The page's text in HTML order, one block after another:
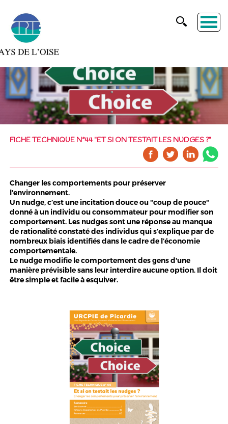
FICHE TECHNIQUE N°44 "ET SI ON TESTAIT LES NUDGES ?"
Changer les comportements pour préserver
l'environnement.
Un nudge, c’est une incitation douce ou "coup de pouce"
donné à un individu ou consommateur pour modifier son
comportement. Les nudges sont une réponse au manque
de rationalité constaté des individus qui s’explique par de
nombreux biais identifiés dans le cadre de l’économie
comportementale.
Le nudge modifie le comportement des gens d'une
manière prévisible sans leur interdire aucune option. Il doit
être simple et facile à esquiver.